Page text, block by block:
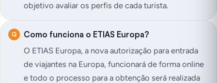
objetivo avaliar os perfis de cada turista.
Como funciona o ETIAS Europa?
O ETIAS Europa, a nova autorização para entrada
de viajantes na Europa, funcionará de forma online
e todo o processo para a obtenção será realizada